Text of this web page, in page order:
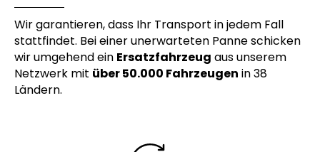
Wir garantieren, dass Ihr Transport in jedem Fall
stattfindet. Bei einer unerwarteten Panne schicken
wir umgehend ein Ersatzfahrzeug aus unserem
Netzwerk mit über 50.000 Fahrzeugen in 38
Ländern.